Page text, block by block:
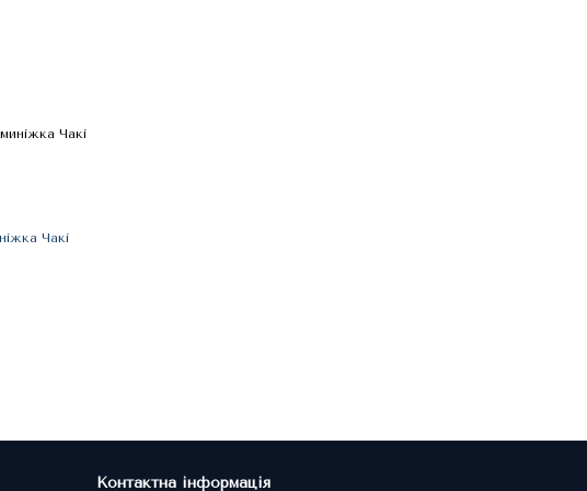
Чакі
Контактна інформація